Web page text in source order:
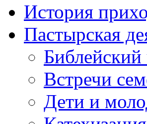
История
Пастырская
Библейский
Встречи
Дети и